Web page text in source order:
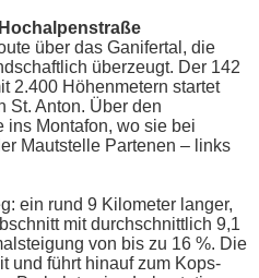
über das Ganifertal, die
überzeugt. Der 142
2.400 Höhenmetern startet
St. Anton. Über den
ins Montafon, wo sie bei
Mautstelle Partenen – links
ein rund 9 Kilometer langer,
mit durchschnittlich 9,1
von bis zu 16 %. Die
und führt hinauf zum Kops-